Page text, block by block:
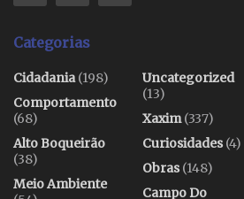
Categorias
Cidadania(198)
Comportamento
(68)
Alto Boqueirão
(38)
Meio Ambiente
Uncategorized
(13)
Xaxim(337)
Curiosidades(4)
Obras(148)
Campo Do